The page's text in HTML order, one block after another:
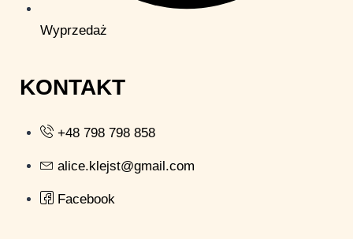
Wyprzedaż
KONTAKT
+48 798 798 858
alice.klejst@gmail.com
Facebook